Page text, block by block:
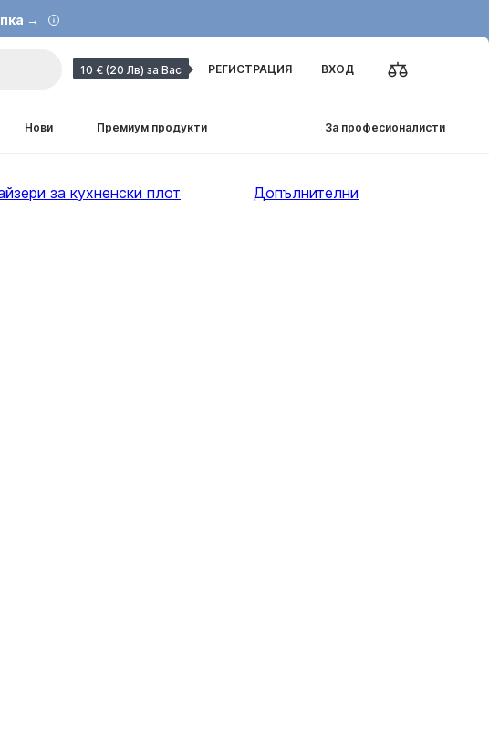
→
10 € (20 Лв) за Вас РЕГИСТРАЦИЯ ВХОД
Нови Премиум продукти За професионалисти
за кухненски плот
Допълнителни